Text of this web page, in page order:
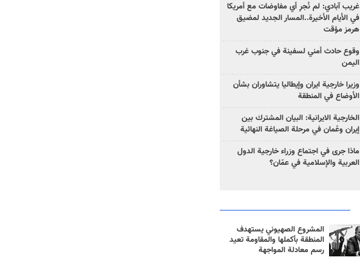
غريب آبادي: لم نُجرِ أي مفاوضات مع أمريكا
في الأيام الأخيرة..المسار الجديد لمضيق
هرمز مؤقت
وقوع حادث أمني لسفينة في جنوب غرب
اليمن
وزيرا خارجية ايران وإيطاليا يتشاوران بشأن
الأوضاع في المنطقة
الخارجية الايرانية: البيان المشترك بين
إيران وعُمان في مرحلة الصياغة النهائية
ماذا جرى في اجتماع وزراء خارجية الدول
العربية والإسلامية في عمّان؟
المشروع الصهيوني يستهدف
المنطقة بأكملها والمقاومة تعيد
رسم معادلة المواجهة